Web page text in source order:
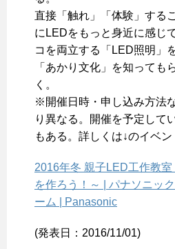
直接「触れ」「体験」する
にLEDをもっと身近に感じ
コを両立する「LED照明」
「あかり文化」を知っても
く。
※開催日時・申し込み方法
り異なる。開催を予定して
もある。詳しくは↓のイベン
2016年冬 親子LED工作教
を作ろう！～ | パナソニッ
ーム | Panasonic
(発表日：2016/11/01)